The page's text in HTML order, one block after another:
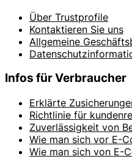
Über Trustprofile
Kontaktieren Sie uns
Allgemeine
Infos für Verbraucher
Erklärte
Richtlinie für
Zuverlässigkeit von
Wie man sich vor E-
Wie man sich von E-